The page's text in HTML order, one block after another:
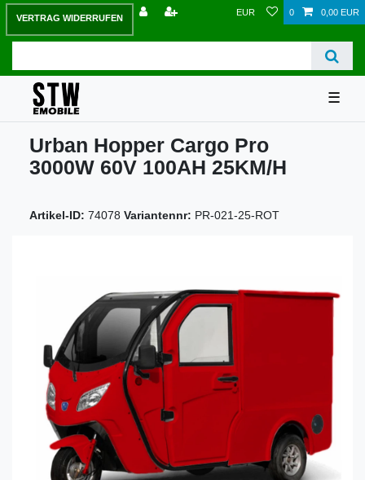
VERTRAG WIDERRUFEN
EUR 0 0,00 EUR
☰
Urban Hopper Cargo Pro
3000W 60V 100AH 25KM/H
Artikel-ID: 74078 Variantennr: PR-021-25-ROT